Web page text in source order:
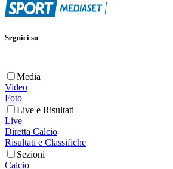
Seguici su
Media
Video
Foto
Live e Risultati
Live
Diretta Calcio
Risultati e Classifiche
Sezioni
Calcio